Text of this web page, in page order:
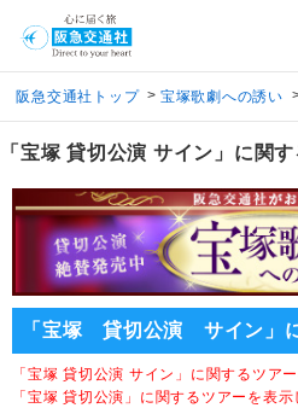
阪急交通社トップ > 宝塚歌劇への誘い
「宝塚 貸切公演 サイン」に関
「宝塚 貸切公演 サイン」
「宝塚 貸切公演 サイン」に関するツア
「宝塚 貸切公演」に関するツアーを表示